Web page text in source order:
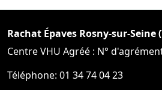
Rachat Épaves Rosny-sur-Seine
Centre VHU Agréé : N°
Téléphone: 01 34 74 04 23